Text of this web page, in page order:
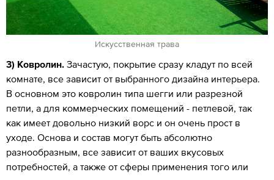
Искусственная трава
3) Ковролин. Зачастую, покрытие сразу кладут по всей
комнате, все зависит от выбранного дизайна интерьера.
В основном это ковролин типа шегги или разрезной
петли, а для коммерческих помещений - петлевой, так
как имеет довольно низкий ворс и он очень прост в
уходе. Основа и состав могут быть абсолютно
разнообразным, все зависит от ваших вкусовых
потребностей, а также от сферы применения того или